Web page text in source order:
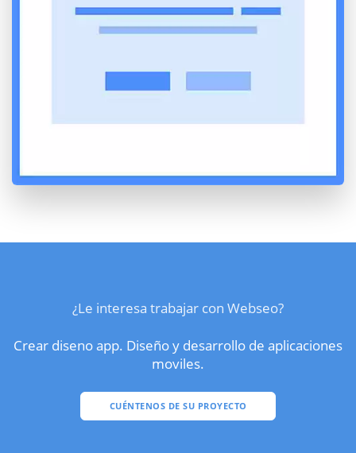
¿Le interesa trabajar con Webseo?
Crear diseno app. Diseño y desarrollo de aplicaciones
moviles.
CUÉNTENOS DE SU PROYECTO